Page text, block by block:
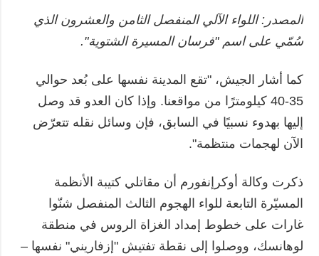
المصدر: اللواء الآلي المنفصل الثامن والعشرون الذي
سُمّي على اسم "فرسان المسيرة الشتوية".
كما أشار الجيش، "تقع المدينة نفسها على بُعد حوالي
35-40 كيلومترًا من مواقعنا. وإذا كان العدو قد وصل
إليها بهدوء نسبيًا في السابق، فإن وسائل نقله تتعرّض
الآن لهجمات منتظمة".
ذكرت وكالة أوكرإنفورم أن مقاتلي كتيبة الأنظمة
المسيّرة التابعة للواء الهجوم الثالث المنفصل شنّوا
غارات على خطوط إمداد الغزاة الروس في منطقة
لوهانسك، ووصلوا إلى نقطة تفتيش "إزفاريني" نفسها –